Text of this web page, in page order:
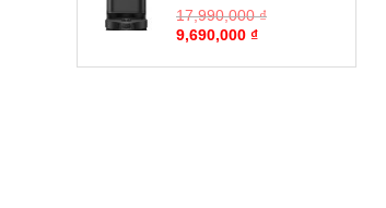
17,990,000₫
9,690,000 ₫